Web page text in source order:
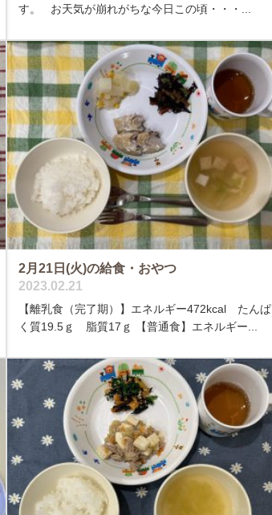
す。 お天気が崩れがちな今日この頃・・・...
2月21日(火)の給食・おやつ
2023.02.21
【離乳食（完了期）】エネルギー472kcal たんぱ
く質19.5ｇ 脂質17ｇ 【普通食】エネルギー...